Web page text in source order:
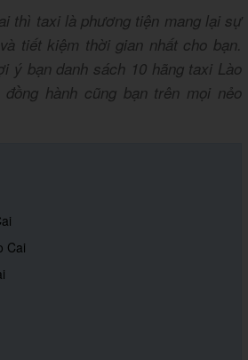
thì taxi là phương tiện mang lại sự
tiết kiệm thời gian nhất cho bạn.
ý bạn danh sách 10 hãng taxi Lào
hành cũng bạn trên mọi nẻo
Cai